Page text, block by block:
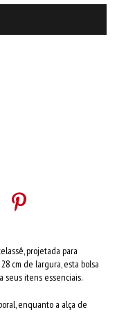
projetada para
cm de largura, esta bolsa
seus itens essenciais.
enquanto a alça de